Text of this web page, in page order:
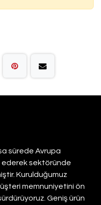
sürede Avrupa
ederek sektöründe
Kurulduğumuz
memnuniyetini ön
Geniş ürün